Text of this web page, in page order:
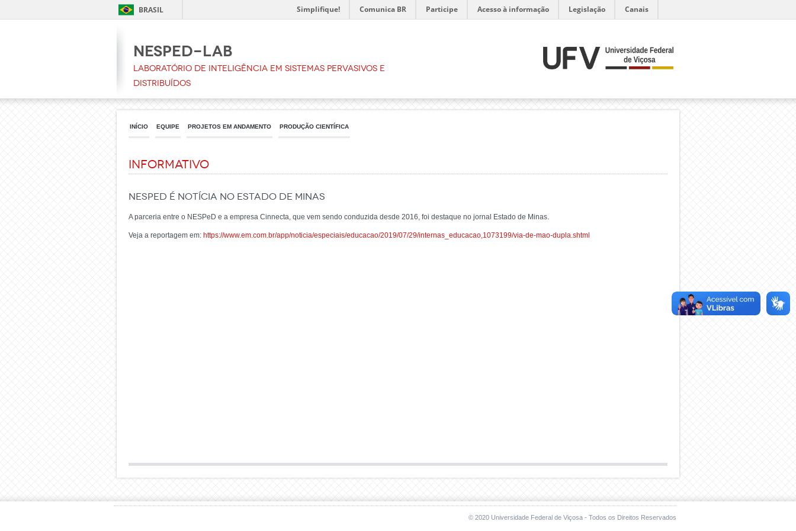
BRASIL Simplifique! Comunica BR Participe Acesso à informação Legislação Canais
NESPeD-LAB
Laboratório de Inteligência em Sistemas Pervasivos e
Distribuídos
INÍCIO EQUIPE PROJETOS EM ANDAMENTO PRODUÇÃO CIENTÍFICA
Informativo
NESPeD é notícia no Estado de Minas
A parceria entre o NESPeD e a empresa Cinnecta, que vem sendo conduzida desde 2016, foi destaque no jornal Estado de Minas.
Veja a reportagem em: https://www.em.com.br/app/noticia/especiais/educacao/2019/07/29/internas_educacao,1073199/via-de-mao-dupla.shtml
© 2020 Universidade Federal de Viçosa - Todos os Direitos Reservados